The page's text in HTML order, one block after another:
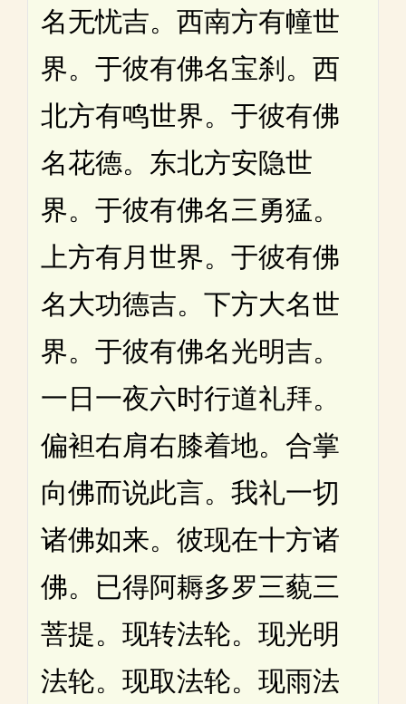
名无忧吉。西南方有幢世
界。于彼有佛名宝刹。西
北方有鸣世界。于彼有佛
名花德。东北方安隐世
界。于彼有佛名三勇猛。
上方有月世界。于彼有佛
名大功德吉。下方大名世
界。于彼有佛名光明吉。
一日一夜六时行道礼拜。
偏袒右肩右膝着地。合掌
向佛而说此言。我礼一切
诸佛如来。彼现在十方诸
佛。已得阿耨多罗三藐三
菩提。现转法轮。现光明
法轮。现取法轮。现雨法